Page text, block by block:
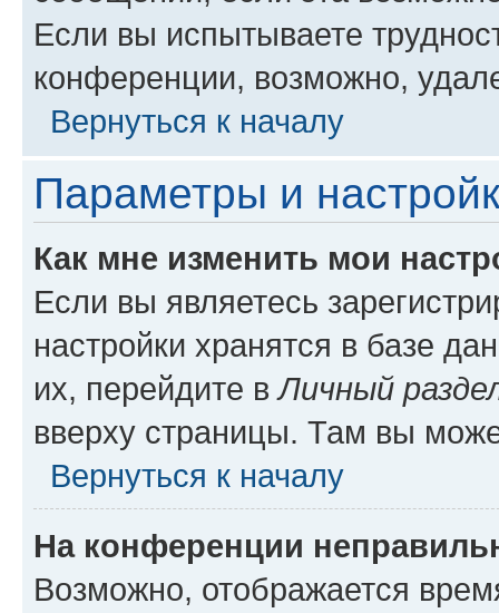
Если вы испытываете
конференции, возможно,
Вернуться к началу
Параметры и
Как мне изменить мои
Если вы являетесь
настройки хранятся в базе
их, перейдите вЛичный
вверху страницы. Там вы
Вернуться к началу
На конференции
Возможно, отображается